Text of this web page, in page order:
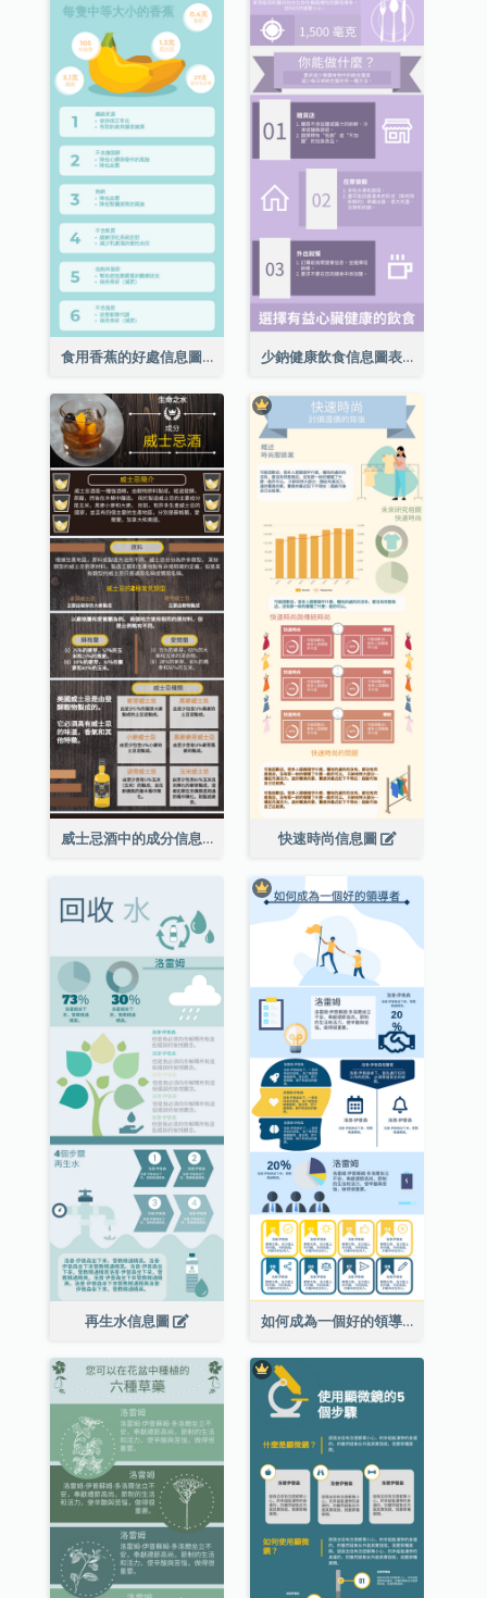
食用香蕉的好處信息圖表 少鈉健康飲食信息圖表
威士忌酒中的成分信息圖表 快速時尚信息圖
再生水信息圖 如何成為一個好的領導者信息圖